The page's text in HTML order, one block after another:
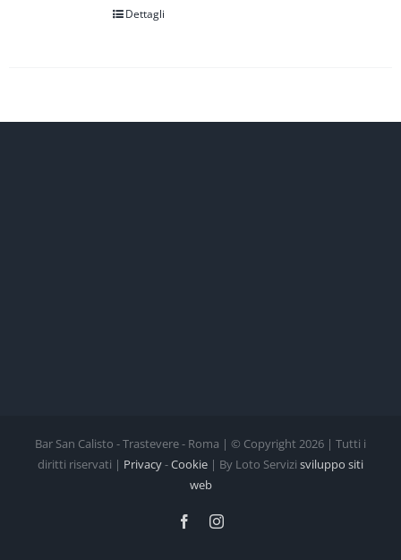
Dettagli
Bar San Calisto - Trastevere - Roma | © Copyright 2026 | Tutti i
diritti riservati | Privacy-Cookie | By Loto Servizi sviluppo siti
web
FacebookInstagram